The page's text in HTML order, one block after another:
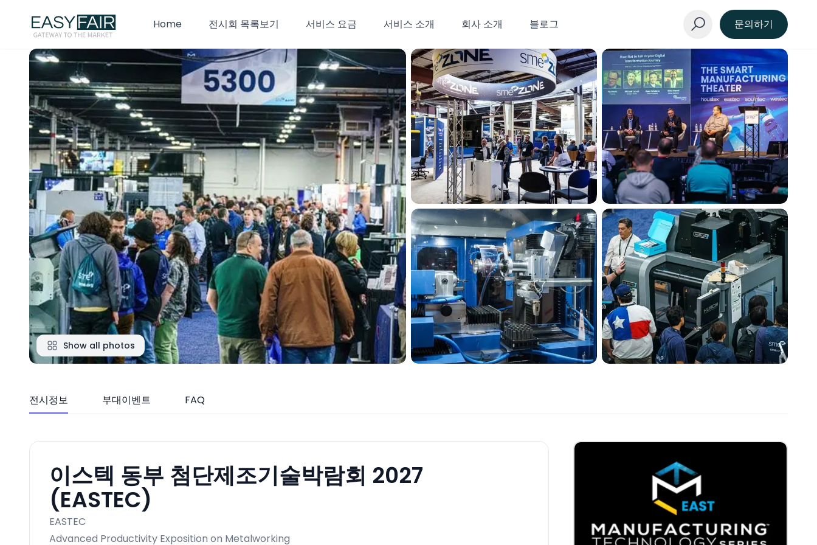
Home 전시회 목록보기 서비스 요금 서비스 소개 회사 소개 블로그 문의하기
Show all photos
전시정보 부대이벤트 FAQ
이스텍 동부 첨단제조기술박람회 2027
(EASTEC)
EASTEC
Advanced Productivity Exposition on Metalworking